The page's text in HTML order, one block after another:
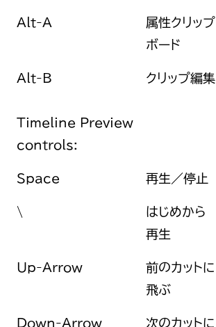
Alt-A
属性クリップ
ボード
Alt-B クリップ編集
Timeline Preview
controls:
Space 再生／停止
\
はじめから
再生
Up-Arrow
前のカットに
飛ぶ
Down-Arrow
次のカットに